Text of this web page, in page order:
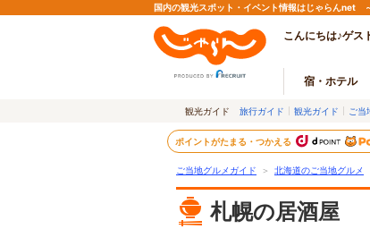
国内の観光スポット・イベント情報はじゃらんnet
こんにちは♪ゲス
宿・ホテル
観光ガイド 旅行ガイド 観光ガイド ご当
ポイントがたまる・つかえる
ご当地グルメガイド ＞ 北海道のご当地グルメ
札幌の居酒屋